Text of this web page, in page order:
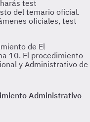
de El
10. El procedimiento
y Administrativo de
Administrativo